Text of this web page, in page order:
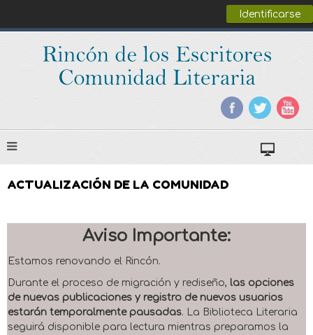
Identificarse
ACTUALIZACIÓN DE LA COMUNIDAD
Aviso Importante:
Estamos renovando el Rincón.
Durante el proceso de migración y rediseño, las opciones
de nuevas publicaciones y registro de nuevos usuarios
estarán temporalmente pausadas. La Biblioteca Literaria
seguirá disponible para lectura mientras preparamos la